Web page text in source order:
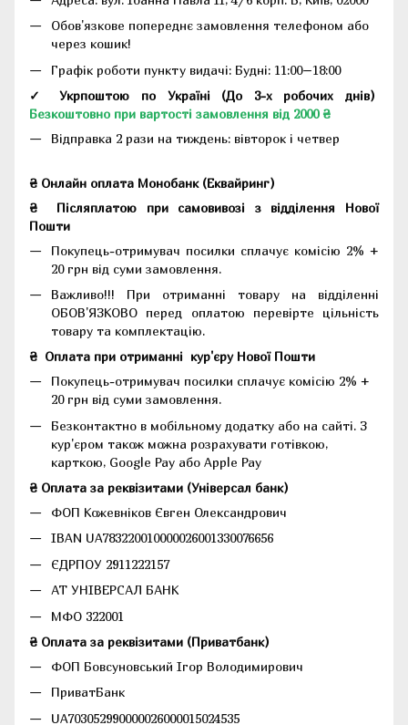
Обов'язкове попереднє замовлення телефоном або
через кошик!
Графік роботи пункту видачі: Будні: 11:00–18:00
✓ Укрпоштою по Україні (До 3-х робочих днів)
Безкоштовно при вартості замовлення від 2000 ₴
Відправка 2 рази на тиждень: вівторок і четвер
₴ Онлайн оплата Монобанк (Еквайринг)
₴
Післяплатою при самовивозі з відділення Нової
Пошти
Покупець-отримувач посилки сплачує комісію 2% +
20 грн від суми замовлення.
Важливо!!! При отриманні товару на відділенні
ОБОВ'ЯЗКОВО перед оплатою перевірте цільність
товару та комплектацію.
₴ Оплата при отриманні кур'єру Нової Пошти
Покупець-отримувач посилки сплачує комісію 2% +
20 грн від суми замовлення.
Безконтактно в мобільному додатку або на сайті. З
кур'єром також можна розрахувати готівкою,
карткою, Google Pay або Apple Pay
₴ Оплата за реквізитами (Універсал банк)
ФОП Кожевніков Євген Олександрович
IBAN UA783220010000026001330076656
ЄДРПОУ 2911222157
АТ УНІВЕРСАЛ БАНК
МФО 322001
₴ Оплата за реквізитами (Приватбанк)
ФОП Бовсуновський Ігор Володимирович
ПриватБанк
UA703052990000026000015024535